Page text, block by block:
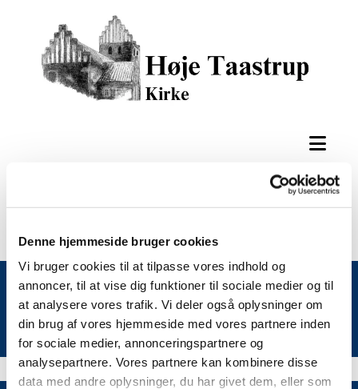
Denne hjemmeside bruger cookies
Vi bruger cookies til at tilpasse vores indhold og
annoncer, til at vise dig funktioner til sociale medier og til
at analysere vores trafik. Vi deler også oplysninger om
din brug af vores hjemmeside med vores partnere inden
for sociale medier, annonceringspartnere og
analysepartnere. Vores partnere kan kombinere disse
data med andre oplysninger, du har givet dem, eller som